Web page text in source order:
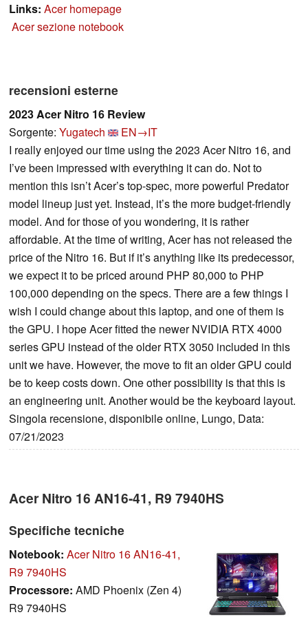
Links: Acer homepage
Acer sezione notebook
recensioni esterne
2023 Acer Nitro 16 Review
Sorgente: Yugatech
EN→IT
I really enjoyed our time using the 2023 Acer Nitro 16, and
I’ve been impressed with everything it can do. Not to
mention this isn’t Acer’s top-spec, more powerful Predator
model lineup just yet. Instead, it’s the more budget-friendly
model. And for those of you wondering, it is rather
affordable. At the time of writing, Acer has not released the
price of the Nitro 16. But if it’s anything like its predecessor,
we expect it to be priced around PHP 80,000 to PHP
100,000 depending on the specs. There are a few things I
wish I could change about this laptop, and one of them is
the GPU. I hope Acer fitted the newer NVIDIA RTX 4000
series GPU instead of the older RTX 3050 included in this
unit we have. However, the move to fit an older GPU could
be to keep costs down. One other possibility is that this is
an engineering unit. Another would be the keyboard layout.
Singola recensione, disponibile online, Lungo, Data:
07/21/2023
Acer Nitro 16 AN16-41, R9 7940HS
Specifiche tecniche
Notebook: Acer Nitro 16 AN16-41,
R9 7940HS
Processore: AMD Phoenix (Zen 4)
R9 7940HS